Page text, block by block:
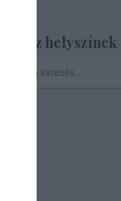
Szinház helyszínek